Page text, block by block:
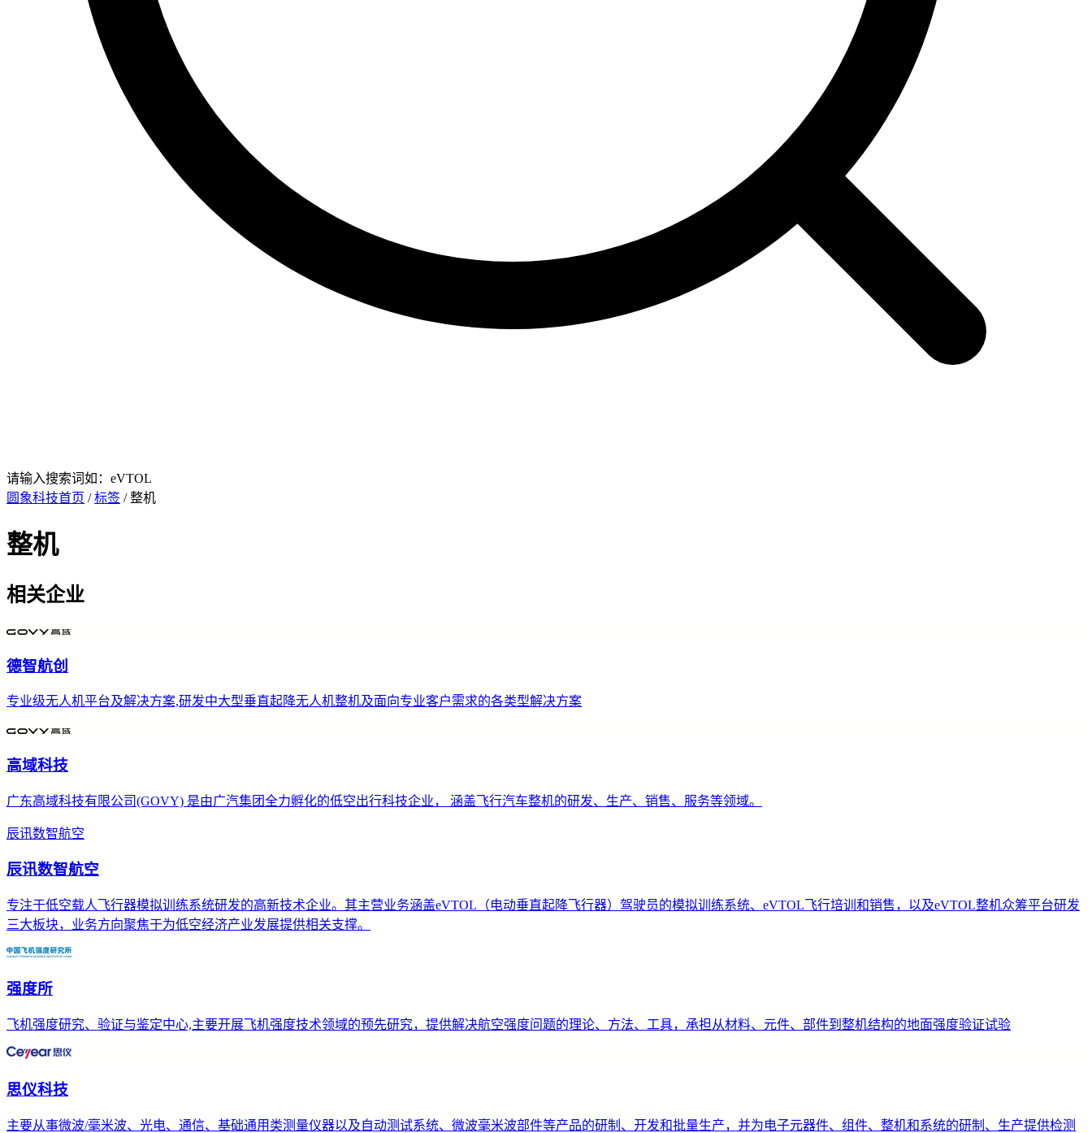
请输入搜索词如：eVTOL
圆象科技首页 /标签 / 整机
整机
相关企业
德智航创
专业级无人机平台及解决方案,研发中大型垂直起降无人机整机及面向专业客户需求的各类型解决方案
高域科技
广东高域科技有限公司(GOVY) 是由广汽集团全力孵化的低空出行科技企业， 涵盖飞行汽车整机的研发、生产、销售、服务等领域。
辰讯数智航空
辰讯数智航空
专注于低空载人飞行器模拟训练系统研发的高新技术企业。其主营业务涵盖eVTOL（电动垂直起降飞行器）驾驶员的模拟训练系统、eVTOL飞行培训和销售，以及eVTOL整机众筹平台研发
三大板块，业务方向聚焦于为低空经济产业发展提供相关支撑。
强度所
飞机强度研究、验证与鉴定中心,主要开展飞机强度技术领域的预先研究，提供解决航空强度问题的理论、方法、工具，承担从材料、元件、部件到整机结构的地面强度验证试验
思仪科技
主要从事微波/毫米波、光电、通信、基础通用类测量仪器以及自动测试系统、微波毫米波部件等产品的研制、开发和批量生产，并为电子元器件、组件、整机和系统的研制、生产提供检测